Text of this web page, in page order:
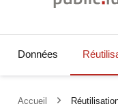
Données
Accueil